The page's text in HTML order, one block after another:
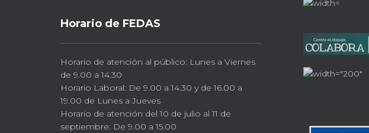
Horario de FEDAS
Horario de atención al público: Lunes a Viernes
de 9.00 a 14.30
Horario Laboral: De 9.00 a 14.30 y de 16.00 a
19.00 de Lunes a Jueves
Horario de atención del 10 de julio al 11 de
septiembre: De 9.00 a 15.00